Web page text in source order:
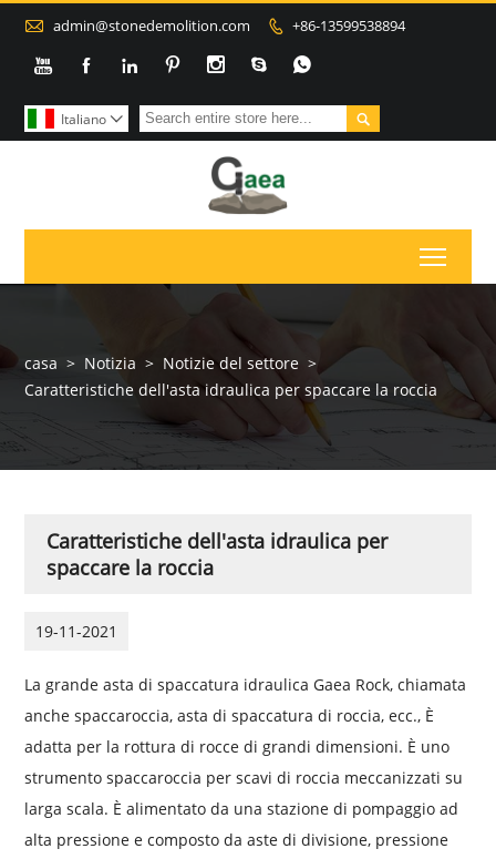
 admin@stonedemolition.com  +86-13599538894
      

Italiano 
casa > Notizia > Notizie del settore >
Caratteristiche dell'asta idraulica per spaccare la roccia
Caratteristiche dell'asta idraulica per
spaccare la roccia
19-11-2021
La grande asta di spaccatura idraulica Gaea Rock, chiamata
anche spaccaroccia, asta di spaccatura di roccia, ecc., È
adatta per la rottura di rocce di grandi dimensioni. È uno
strumento spaccaroccia per scavi di roccia meccanizzati su
larga scala. È alimentato da una stazione di pompaggio ad
alta pressione e composto da aste di divisione, pressione